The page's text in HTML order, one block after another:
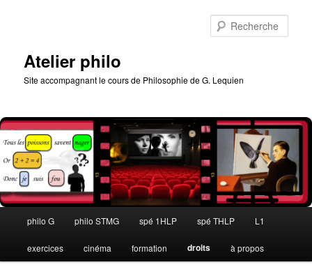
Atelier philo
Site accompagnant le cours de Philosophie de G. Lequien
principal
philo G philo STMG spé 1HLP spé THLP L1
exercices cinéma formation droits à propos